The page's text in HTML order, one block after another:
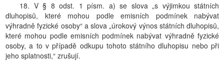
18. V § 8 odst. 1 písm. a) se slova „s výjimkou státních
dluhopisů, které mohou podle emisních podmínek nabývat
výhradně fyzické osoby“ a slova „úrokový výnos státních dluhopisů,
které mohou podle emisních podmínek nabývat výhradně fyzické
osoby, a to v případě odkupu tohoto státního dluhopisu nebo při
jeho splatnosti,“ zrušují.